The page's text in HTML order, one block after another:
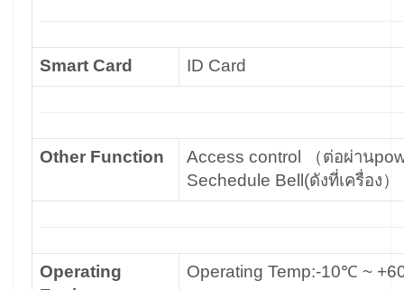
Smart Card ID Card
Other Function
Access control （ต่อผ่าน
Sechedule Bell(ดังที่เครื่อง）
Operating
Operating Temp:-10℃ ~